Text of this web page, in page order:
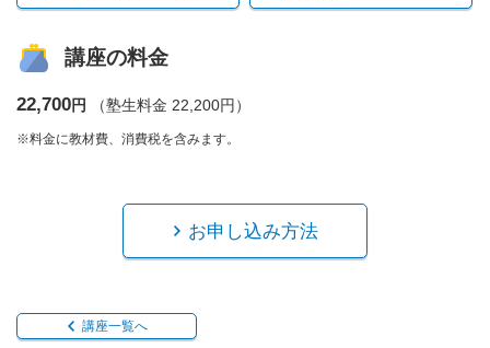
講座の料金
22,700円 （塾生料金 22,200円）
※料金に教材費、消費税を含みます。
お申し込み方法
講座一覧へ